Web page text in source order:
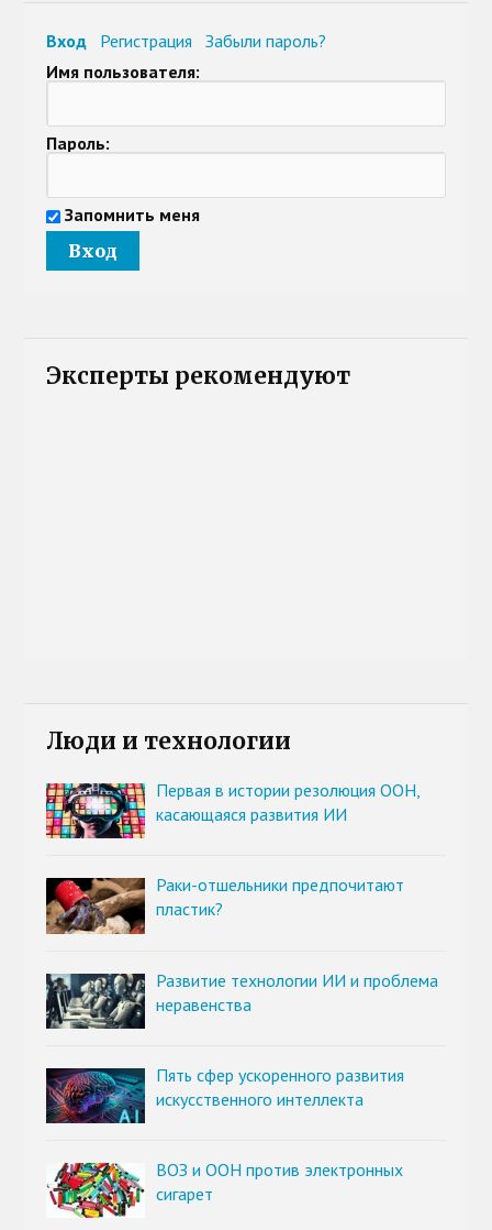
Вход Регистрация
Забыли пароль?
Имя пользователя:
Пароль:
Запомнить меня
Эксперты рекомендуют
Люди и технологии
Первая в истории резолюция ООН,
касающаяся развития ИИ
Раки-отшельники предпочитают
пластик?
Развитие технологии ИИ и проблема
неравенства
Пять сфер ускоренного развития
искусственного интеллекта
ВОЗ и ООН против электронных
сигарет